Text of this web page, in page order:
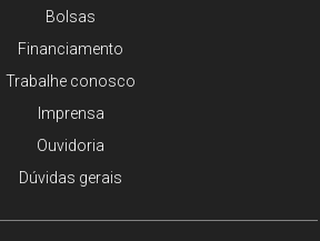
Bolsas
Financiamento
Trabalhe conosco
Imprensa
Ouvidoria
Dúvidas gerais